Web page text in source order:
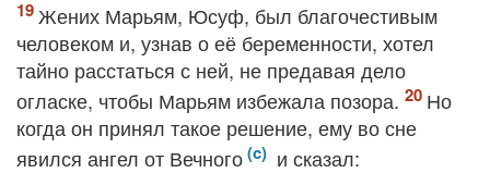
Жених Марьям, Юсуф, был благочестивым
человеком и, узнав о её беременности, хотел
тайно расстаться с ней, не предавая дело
огласке, чтобы Марьям избежала позора.
Но
когда он принял такое решение, ему во сне
явился ангел от Вечного
и сказал: